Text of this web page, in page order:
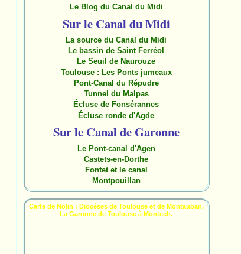
Le Blog du Canal du Midi
Sur le Canal du Midi
La source du Canal du Midi
Le bassin de Saint Ferréol
Le Seuil de Naurouze
Toulouse : Les Ponts jumeaux
Pont-Canal du Répudre
Tunnel du Malpas
Écluse de Fonsérannes
Écluse ronde d'Agde
Sur le Canal de Garonne
Le Pont-canal d'Agen
Castets-en-Dorthe
Fontet et le canal
Montpouillan
Carte de Nolin : Diocèses de Toulouse et de Montauban.
La Garonne de Toulouse à Montech.